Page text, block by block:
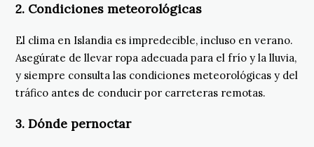
2. Condiciones meteorológicas
El clima en Islandia es impredecible, incluso en verano.
Asegúrate de llevar ropa adecuada para el frío y la lluvia,
y siempre consulta las condiciones meteorológicas y del
tráfico antes de conducir por carreteras remotas.
3. Dónde pernoctar